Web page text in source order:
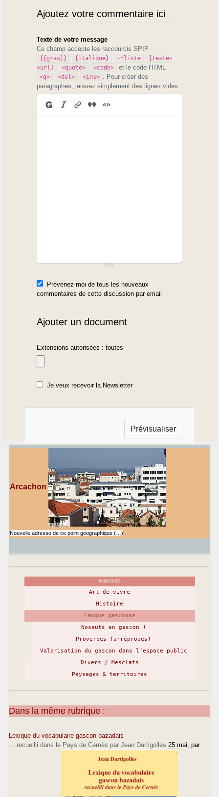
Ajoutez votre commentaire ici
Texte de votre message
Ce champ accepte les raccourcis SPIP
{{gras}} {italique} -*liste
[texte-
>url]
<quote> <code> et le code HTML
<q> <del> <ins>
. Pour créer des
paragraphes, laissez simplement des lignes vides.
Prévenez-moi de tous les nouveaux
commentaires de cette discussion par email
Ajouter un document
Extensions autorisées : toutes
Je veux recevoir la Newsletter
Arcachon
Nouvelle adresse de ce point géographique (…)
RUBRIQUES
Art de vivre
Histoire
Langue gasconne
Nosauts en gascon !
Proverbes (arréprouès)
Valorisation du gascon dans l’espace public
Divers / Mesclats
Paysages & territoires
Dans la même rubrique :
Lexique du vocabulaire gascon bazadais
... recueilli dans le Pays de Cernès par Jean Dartigolles 25 mai, par